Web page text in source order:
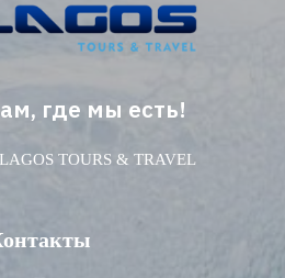
где мы есть!
TOURS & TRAVEL